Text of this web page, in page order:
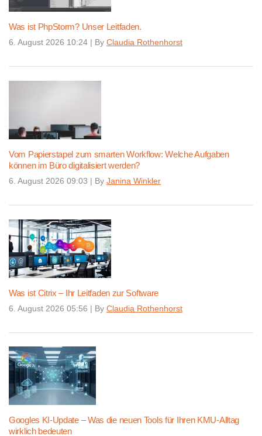
Was ist PhpStorm? Unser Leitfaden.
6. August 2026 10:24 | By Claudia Rothenhorst
Vom Papierstapel zum smarten Workflow: Welche Aufgaben
können im Büro digitalisiert werden?
6. August 2026 09:03 | By Janina Winkler
Was ist Citrix – Ihr Leitfaden zur Software
6. August 2026 05:56 | By Claudia Rothenhorst
Googles KI-Update – Was die neuen Tools für Ihren KMU-Alltag
wirklich bedeuten